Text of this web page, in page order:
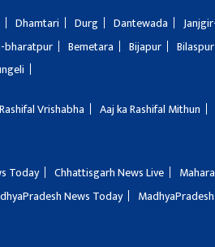
Dhamtari Durg Dantewada
bharatpur Bemetara Bijapur Bilaspur
Vrishabha Aaj ka Rashifal Mithun
Today Chhattisgarh News Live
News Today